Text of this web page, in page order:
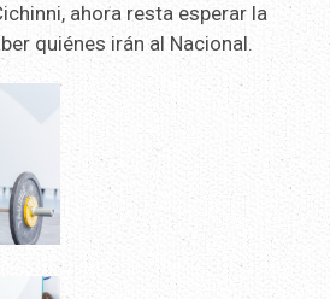
ahora resta esperar la
quiénes irán al Nacional.